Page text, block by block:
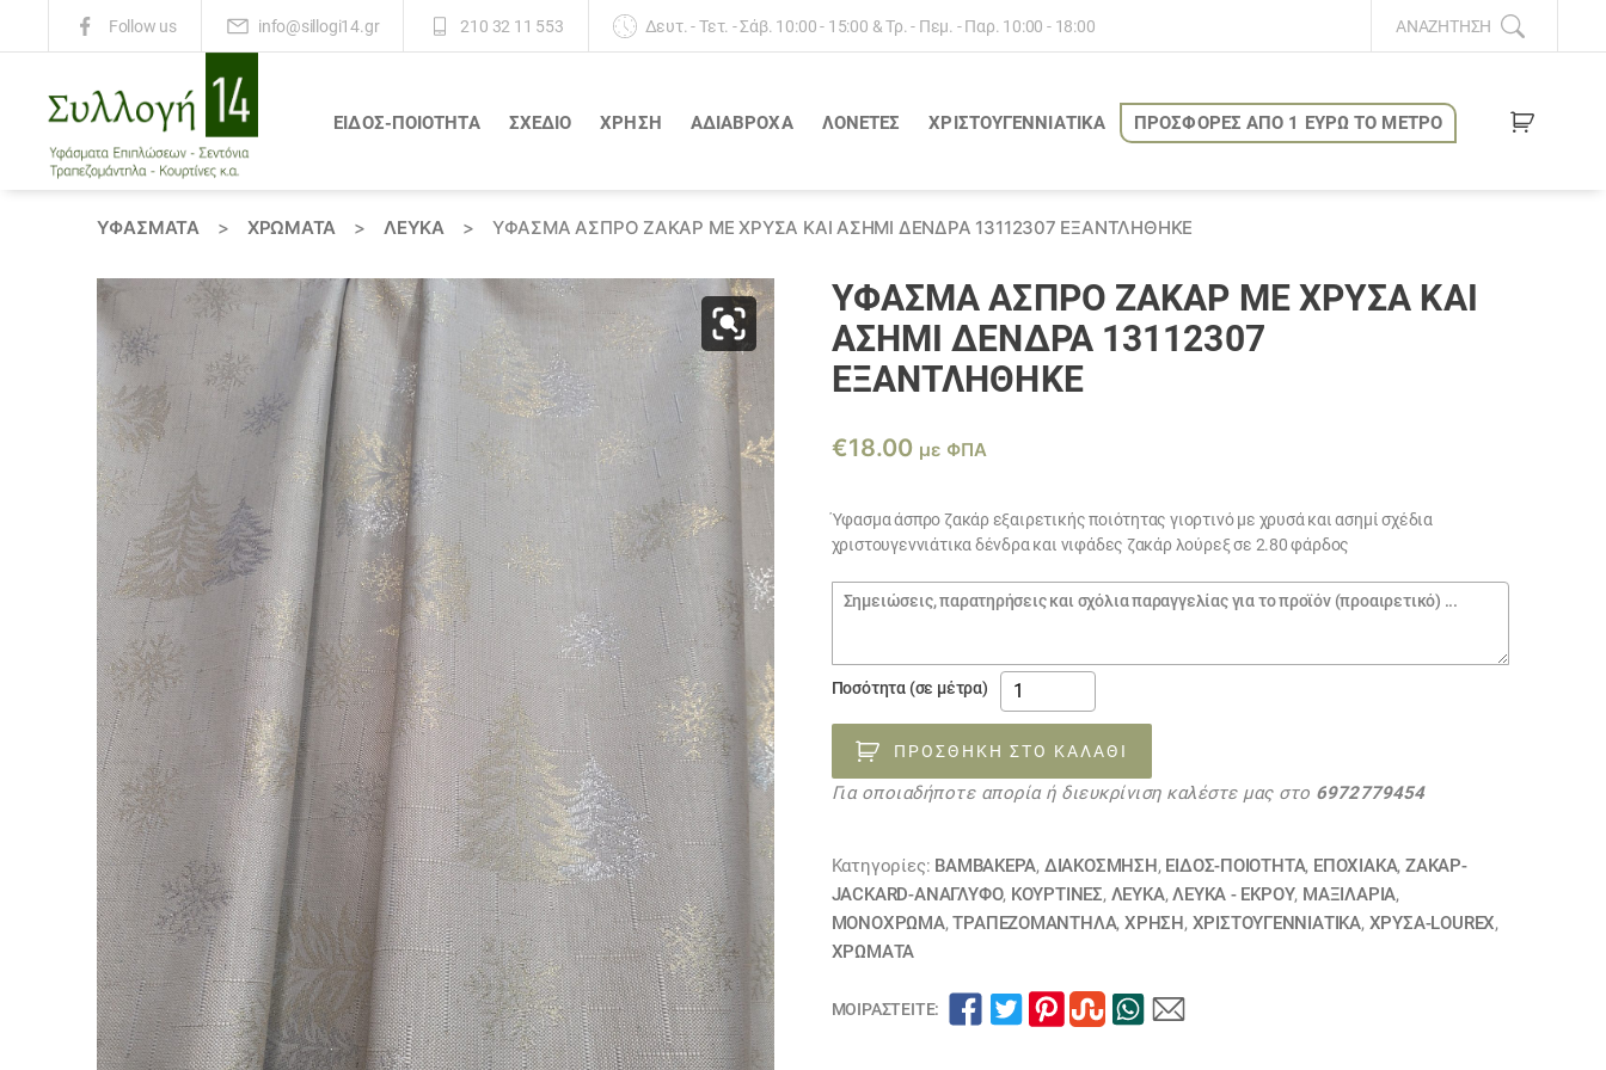
Follow us info@sillogi14.gr 210 32 11 553 Δευτ. - Τετ. - Σάβ. 10:00 - 15:00 & Τρ. - Πεμ. - Παρ. 10:00 - 18:00 ΑΝΑΖΉΤΗΣΗ
ΕΙΔΟΣ-ΠΟΙΟΤΗΤΑ ΣΧΕΔΙΟ ΧΡΗΣΗ ΑΔΙΆΒΡΟΧΑ ΛΟΝΈΤΕΣ ΧΡΙΣΤΟΥΓΕΝΝΙΑΤΙΚΑ ΠΡΟΣΦΟΡΕΣ ΑΠΟ 1 ΕΥΡΩ ΤΟ ΜΕΤΡΟ
ΥΦΆΣΜΑΤΑ > ΧΡΏΜΑΤΑ > ΛΕΥΚΑ > ΎΦΑΣΜΑ ΆΣΠΡΟ ΖΑΚΆΡ ΜΕ ΧΡΥΣΆ ΚΑΙ ΑΣΗΜΊ ΔΈΝΔΡΑ 13112307 ΕΞΑΝΤΛΗΘΗΚΕ
ΎΦΑΣΜΑ ΆΣΠΡΟ ΖΑΚΆΡ ΜΕ ΧΡΥΣΆ ΚΑΙ
ΑΣΗΜΊ ΔΈΝΔΡΑ 13112307
ΕΞΑΝΤΛΗΘΗΚΕ
€18.00 με ΦΠΑ
Ύφασμα άσπρο ζακάρ εξαιρετικής ποιότητας γιορτινό με χρυσά και ασημί σχέδια
χριστουγεννιάτικα δένδρα και νιφάδες ζακάρ λούρεξ σε 2.80 φάρδος
Σημειώσεις
Ποσότητα (σε μέτρα)
Ύφασμα
άσπρο
ζακάρ
με
χρυσά
ασημί
δένδρα
13112307
ΠΡΟΣΘΉΚΗ ΣΤΟ ΚΑΛΆΘΙ
Για οποιαδήποτε απορία ή διευκρίνιση καλέστε μας στο 6972779454
Κατηγορίες: ΒΑΜΒΑΚΕΡΆ, ΔΙΑΚΟΣΜΗΣΗ, ΕΙΔΟΣ-ΠΟΙΟΤΗΤΑ, ΕΠΟΧΙΑΚΑ, ΖΑΚΆΡ-
JACKARD-ΑΝΆΓΛΥΦΟ, ΚΟΥΡΤΊΝΕΣ, ΛΕΥΚΑ,ΛΕΥΚΑ - ΕΚΡΟΥ, ΜΑΞΙΛΆΡΙΑ,
ΜΟΝΌΧΡΩΜΑ,ΤΡΑΠΕΖΟΜΆΝΤΗΛΑ,ΧΡΗΣΗ, ΧΡΙΣΤΟΥΓΕΝΝΙΑΤΙΚΑ, ΧΡΥΣΆ-LOUREX,
ΧΡΏΜΑΤΑ
ΜΟΙΡΑΣΤΕΊΤΕ: